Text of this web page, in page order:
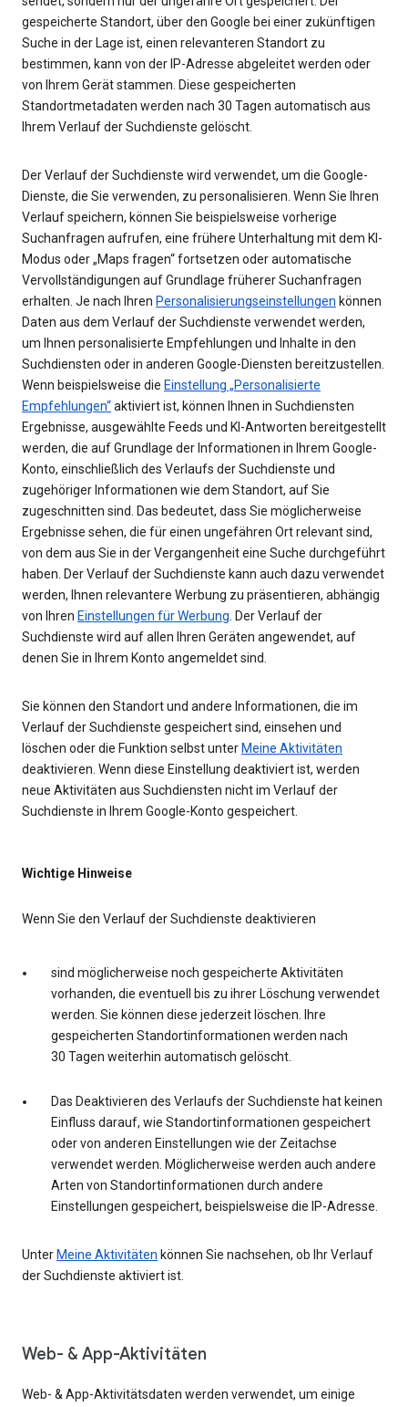
gespeicherte Standort, über den Google bei einer zukünftigen
Suche in der Lage ist, einen relevanteren Standort zu
bestimmen, kann von der IP-Adresse abgeleitet werden oder
von Ihrem Gerät stammen. Diese gespeicherten
Standortmetadaten werden nach 30 Tagen automatisch aus
Ihrem Verlauf der Suchdienste gelöscht.
Der Verlauf der Suchdienste wird verwendet, um die Google-
Dienste, die Sie verwenden, zu personalisieren. Wenn Sie Ihren
Verlauf speichern, können Sie beispielsweise vorherige
Suchanfragen aufrufen, eine frühere Unterhaltung mit dem KI-
Modus oder „Maps fragen“ fortsetzen oder automatische
Vervollständigungen auf Grundlage früherer Suchanfragen
erhalten. Je nach Ihren Personalisierungseinstellungen können
Daten aus dem Verlauf der Suchdienste verwendet werden,
um Ihnen personalisierte Empfehlungen und Inhalte in den
Suchdiensten oder in anderen Google-Diensten bereitzustellen.
Wenn beispielsweise die Einstellung „Personalisierte
Empfehlungen“aktiviert ist, können Ihnen in Suchdiensten
Ergebnisse, ausgewählte Feeds und KI-Antworten bereitgestellt
werden, die auf Grundlage der Informationen in Ihrem Google-
Konto, einschließlich des Verlaufs der Suchdienste und
zugehöriger Informationen wie dem Standort, auf Sie
zugeschnitten sind. Das bedeutet, dass Sie möglicherweise
Ergebnisse sehen, die für einen ungefähren Ort relevant sind,
von dem aus Sie in der Vergangenheit eine Suche durchgeführt
haben. Der Verlauf der Suchdienste kann auch dazu verwendet
werden, Ihnen relevantere Werbung zu präsentieren, abhängig
von Ihren Einstellungen für Werbung. Der Verlauf der
Suchdienste wird auf allen Ihren Geräten angewendet, auf
denen Sie in Ihrem Konto angemeldet sind.
Sie können den Standort und andere Informationen, die im
Verlauf der Suchdienste gespeichert sind, einsehen und
löschen oder die Funktion selbst unter Meine Aktivitäten
deaktivieren. Wenn diese Einstellung deaktiviert ist, werden
neue Aktivitäten aus Suchdiensten nicht im Verlauf der
Suchdienste in Ihrem Google-Konto gespeichert.
Wichtige Hinweise
Wenn Sie den Verlauf der Suchdienste deaktivieren
sind möglicherweise noch gespeicherte Aktivitäten
vorhanden, die eventuell bis zu ihrer Löschung verwendet
werden. Sie können diese jederzeit löschen. Ihre
gespeicherten Standortinformationen werden nach
30 Tagen weiterhin automatisch gelöscht.
Das Deaktivieren des Verlaufs der Suchdienste hat keinen
Einfluss darauf, wie Standortinformationen gespeichert
oder von anderen Einstellungen wie der Zeitachse
verwendet werden. Möglicherweise werden auch andere
Arten von Standortinformationen durch andere
Einstellungen gespeichert, beispielsweise die IP-Adresse.
Unter Meine Aktivitäten können Sie nachsehen, ob Ihr Verlauf
der Suchdienste aktiviert ist.
Web- & App-Aktivitäten
Web- & App-Aktivitätsdaten werden verwendet, um einige